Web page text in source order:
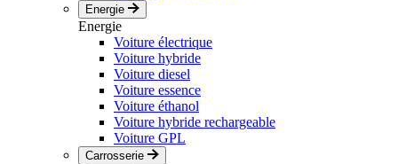
Energie
Energie
Voiture électrique
Voiture hybride
Voiture diesel
Voiture essence
Voiture éthanol
Voiture hybride rechargeable
Voiture GPL
Carrosserie